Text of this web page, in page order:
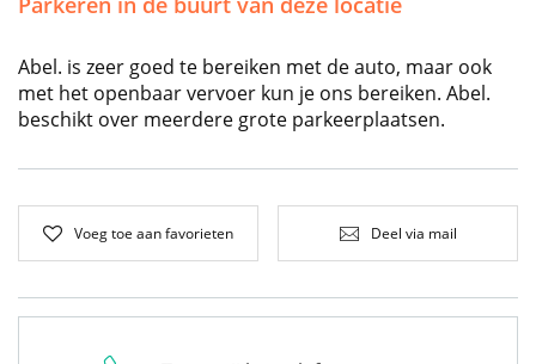
Abel. is zeer goed te bereiken met de auto, maar ook
met het openbaar vervoer kun je ons bereiken. Abel.
beschikt over meerdere grote parkeerplaatsen.
Voeg toe aan favorieten Deel via mail